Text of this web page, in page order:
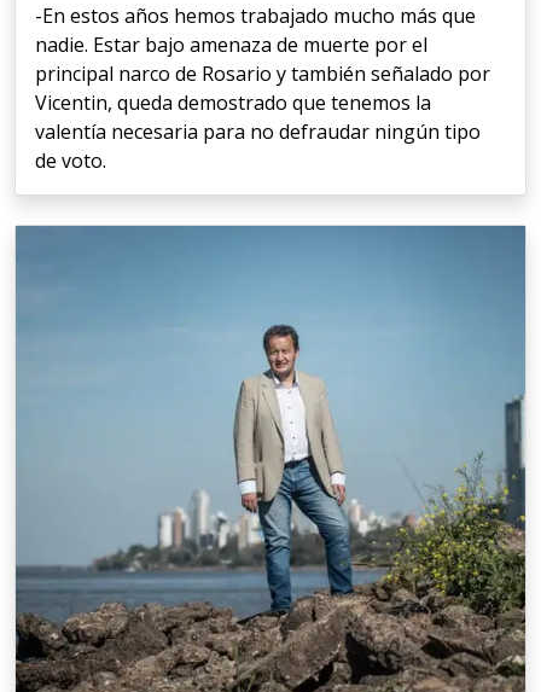
-En estos años hemos trabajado mucho más que
nadie. Estar bajo amenaza de muerte por el
principal narco de Rosario y también señalado por
Vicentin, queda demostrado que tenemos la
valentía necesaria para no defraudar ningún tipo
de voto.